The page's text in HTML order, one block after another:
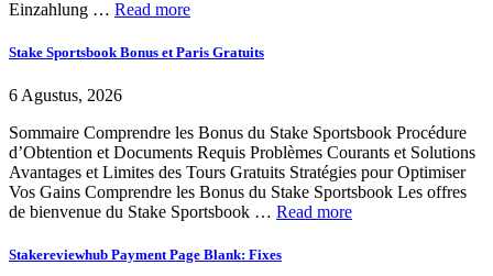
Einzahlung … Read more
Stake Sportsbook Bonus et Paris Gratuits
6 Agustus, 2026
Sommaire Comprendre les Bonus du Stake Sportsbook Procédure
d’Obtention et Documents Requis Problèmes Courants et Solutions
Avantages et Limites des Tours Gratuits Stratégies pour Optimiser
Vos Gains Comprendre les Bonus du Stake Sportsbook Les offres
de bienvenue du Stake Sportsbook … Read more
Stakereviewhub Payment Page Blank: Fixes